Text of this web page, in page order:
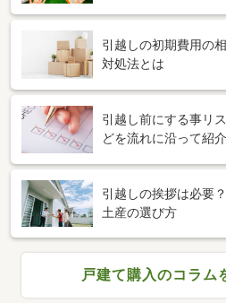
引越しの初期費用の
対処法とは
引越し前にする事リ
どを流れに沿って紹介
引越しの挨拶は必要
土産の選び方
戸建て購入のコラム